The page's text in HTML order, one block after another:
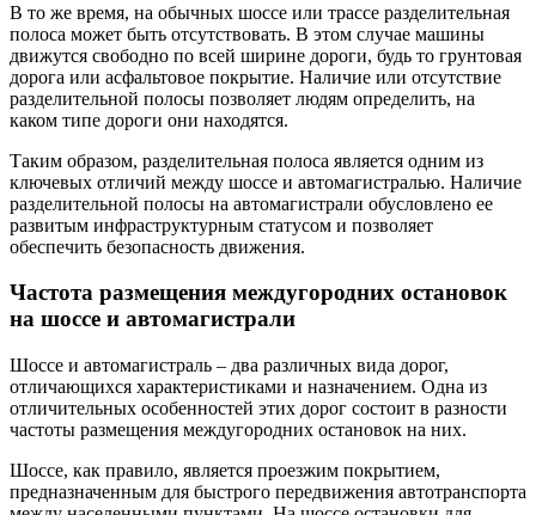
В то же время, на обычных шоссе или трассе разделительная
полоса может быть отсутствовать. В этом случае машины
движутся свободно по всей ширине дороги, будь то грунтовая
дорога или асфальтовое покрытие. Наличие или отсутствие
разделительной полосы позволяет людям определить, на
каком типе дороги они находятся.
Таким образом, разделительная полоса является одним из
ключевых отличий между шоссе и автомагистралью. Наличие
разделительной полосы на автомагистрали обусловлено ее
развитым инфраструктурным статусом и позволяет
обеспечить безопасность движения.
Частота размещения междугородних остановок
на шоссе и автомагистрали
Шоссе и автомагистраль – два различных вида дорог,
отличающихся характеристиками и назначением. Одна из
отличительных особенностей этих дорог состоит в разности
частоты размещения междугородних остановок на них.
Шоссе, как правило, является проезжим покрытием,
предназначенным для быстрого передвижения автотранспорта